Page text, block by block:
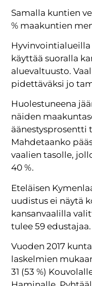
Samalla kuntien
% maakuntien
käyttää suoralla
aluevaltuusto.
pidettäväksi jo
Huolestuneena
näiden
äänestysprosentti
Mahdetaanko
vaalien tasolle,
40 %.
Eteläisen
uudistus ei näytä
kansanvaalilla
tulee 59 edustajaa.
Vuoden 2017
laskelmien
31 (53 %)